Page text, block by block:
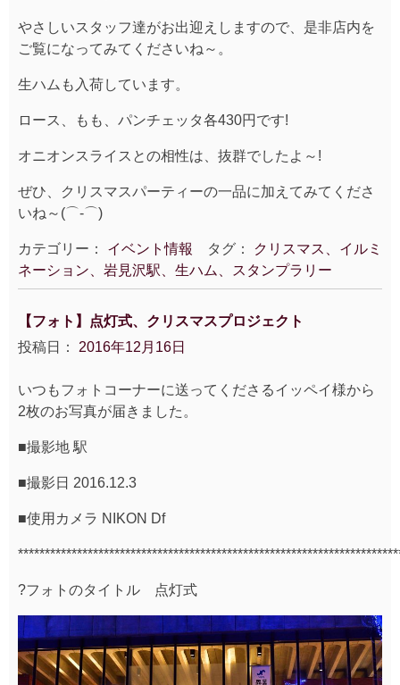
やさしいスタッフ達がお出迎えしますので、是非店内を
ご覧になってみてくださいね～。
生ハムも入荷しています。
ロース、もも、パンチェッタ各430円です!
オニオンスライスとの相性は、抜群でしたよ～!
ぜひ、クリスマスパーティーの一品に加えてみてくださ
いね～(⌒‐⌒)
カテゴリー： イベント情報 タグ：
クリスマス、イルミ
ネーション、岩見沢駅、生ハム、スタンプラリー
【フォト】点灯式、クリスマスプロジェクト
投稿日： 2016年12月16日
いつもフォトコーナーに送ってくださるイッペイ様から
2枚のお写真が届きました。
■撮影地 駅
■撮影日 2016.12.3
■使用カメラ NIKON Df
?フォトのタイトル 点灯式